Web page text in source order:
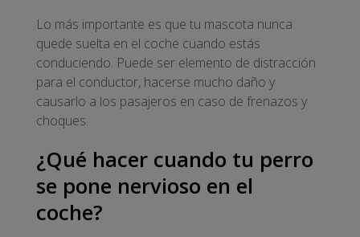
Lo más importante es que tu mascota nunca
quede suelta en el coche cuando estás
conduciendo. Puede ser elemento de distracción
para el conductor, hacerse mucho daño y
causarlo a los pasajeros en caso de frenazos y
choques.
¿Qué hacer cuando tu perro
se pone nervioso en el
coche?